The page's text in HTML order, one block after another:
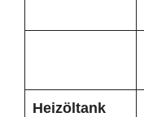
Heizöltank